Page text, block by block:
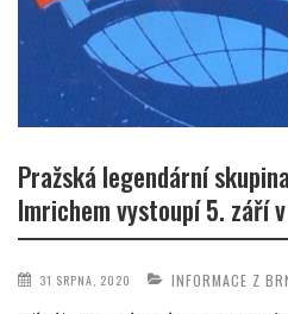
Pražská legendární
Imrichem vystoupí 5. září
31 SRPNA, 2020 INFORMACE Z